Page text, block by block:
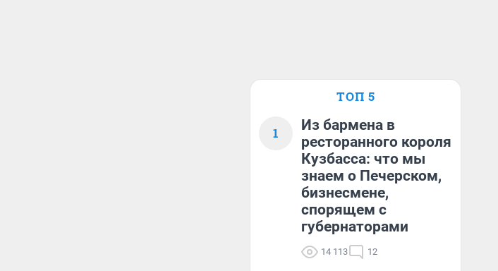
ТОП 5
1
Из бармена в
ресторанного короля
Кузбасса: что мы
знаем о Печерском,
бизнесмене,
спорящем с
губернаторами
14 113 12